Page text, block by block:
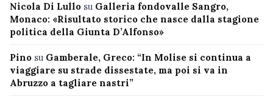
Nicola Di Lullo su Galleria fondovalle Sangro,
Monaco: «Risultato storico che nasce dalla stagione
politica della Giunta D’Alfonso»
Pino su Gamberale, Greco: “In Molise si continua a
viaggiare su strade dissestate, ma poi si va in
Abruzzo a tagliare nastri”